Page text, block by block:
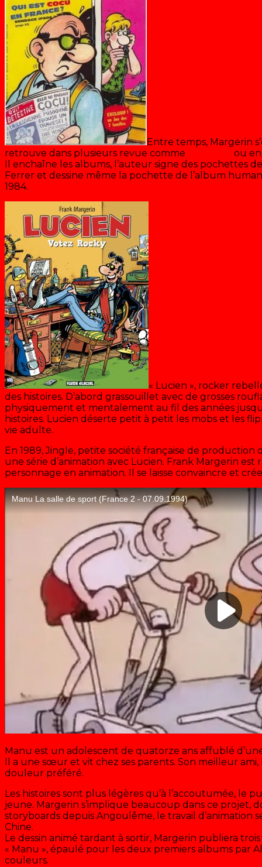
Entre temps, Margerin
retrouve dans plusieurs revue comme
ou
Il enchaîne les albums, l’auteur signe des pochettes
Ferrer et dessine même la pochette de l’album
1984.
« Lucien », rocker
des histoires. D’abord grassouillet avec de grosses
physiquement et mentalement au fil des années
histoires. Lucien déserte petit à petit les mobs et les
vie adulte.
En 1989, Jingle, petite société française de production
une série d’animation avec Lucien. Frank Margerin est
personnage en animation. Il se laisse convaincre et
Manu est un adolescent de quatorze ans affublé
Il a une sœur et vit chez ses parents. Son meilleur
douleur préféré.
Les histoires sont plus légères qu’à l’accoutumée, le
jeune. Margerin s’implique beaucoup dans ce projet,
storyboards depuis Angoulême, le travail d’animation
Chine.
Le dessin animé tardant à sortir, Margerin publiera
« Manu », épaulé pour les deux premiers albums par
couleurs.